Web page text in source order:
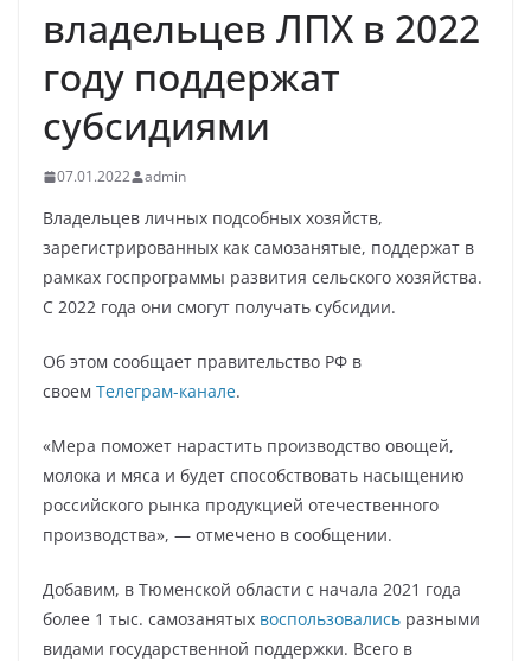
владельцев ЛПХ в 2022
году поддержат
субсидиями
07.01.2022 admin
Владельцев личных подсобных хозяйств,
зарегистрированных как самозанятые, поддержат в
рамках госпрограммы развития сельского хозяйства.
С 2022 года они смогут получать субсидии.
Об этом сообщает правительство РФ в
своем Телеграм-канале.
«Мера поможет нарастить производство овощей,
молока и мяса и будет способствовать насыщению
российского рынка продукцией отечественного
производства», — отмечено в сообщении.
Добавим, в Тюменской области с начала 2021 года
более 1 тыс. самозанятых воспользовались разными
видами государственной поддержки. Всего в